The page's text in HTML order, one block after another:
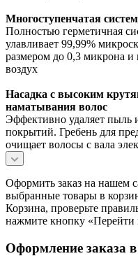
Многоступенчатая
Полностью герметичная
улавливает 99,99%
размером до 0,3 микрона
воздух
Насадка с высоким
наматывания волос
Эффективно удаляет пыль
покрытий. Гребень для
очищает волосы с вала
Оформить заказ на нашем
выбранные товары в
Корзина, проверьте
нажмите кнопку
Оформление заказа